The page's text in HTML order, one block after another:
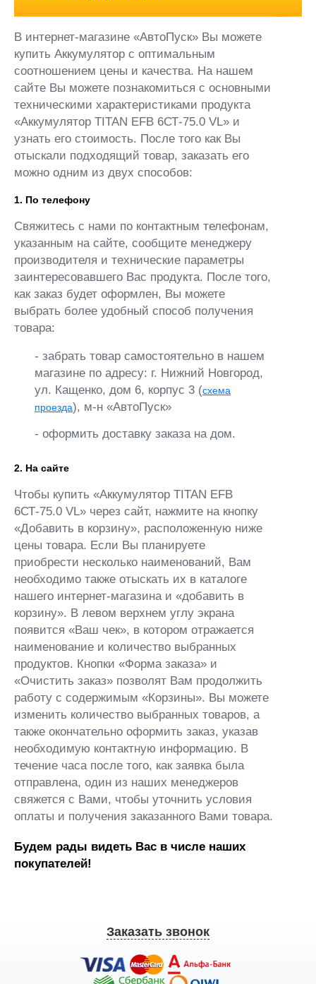
В интернет-магазине «АвтоПуск» Вы можете
купить Аккумулятор с оптимальным
соотношением цены и качества. На нашем
сайте Вы можете познакомиться с основными
техническими характеристиками продукта
«Аккумулятор TITAN EFB 6СТ-75.0 VL» и
узнать его стоимость. После того как Вы
отыскали подходящий товар, заказать его
можно одним из двух способов:
1. По телефону
Свяжитесь с нами по контактным телефонам,
указанным на сайте, сообщите менеджеру
производителя и технические параметры
заинтересовавшего Вас продукта. После того,
как заказ будет оформлен, Вы можете
выбрать более удобный способ получения
товара:
- забрать товар самостоятельно в нашем
магазине по адресу: г. Нижний Новгород,
ул. Кащенко, дом 6, корпус 3 (схема
проезда), м-н «АвтоПуск»
- оформить доставку заказа на дом.
2. На сайте
Чтобы купить «Аккумулятор TITAN EFB
6СТ-75.0 VL» через сайт, нажмите на кнопку
«Добавить в корзину», расположенную ниже
цены товара. Если Вы планируете
приобрести несколько наименований, Вам
необходимо также отыскать их в каталоге
нашего интернет-магазина и «добавить в
корзину». В левом верхнем углу экрана
появится «Ваш чек», в котором отражается
наименование и количество выбранных
продуктов. Кнопки «Форма заказа» и
«Очистить заказ» позволят Вам продолжить
работу с содержимым «Корзины». Вы можете
изменить количество выбранных товаров, а
также окончательно оформить заказ, указав
необходимую контактную информацию. В
течение часа после того, как заявка была
отправлена, один из наших менеджеров
свяжется с Вами, чтобы уточнить условия
оплаты и получения заказанного Вами товара.
Будем рады видеть Вас в числе наших
покупателей!
Заказать звонок